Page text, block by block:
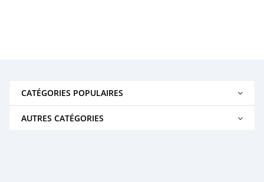
CATÉGORIES POPULAIRES
AUTRES CATÉGORIES